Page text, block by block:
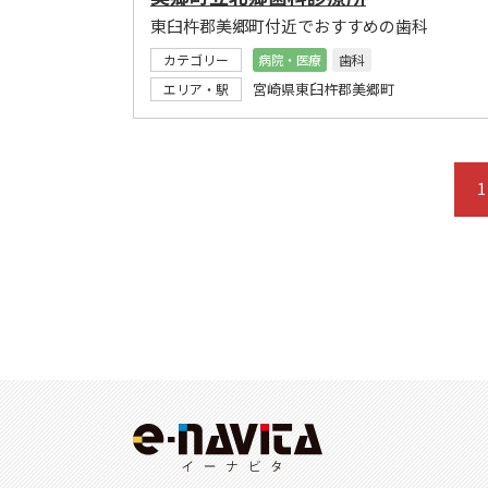
東臼杵郡美郷町付近でおすすめの歯科
カテゴリー 病院・医療
歯科
エリア・駅
宮崎県東臼杵郡美郷町
1